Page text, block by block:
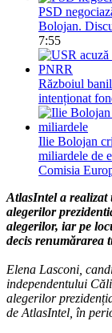
PSD
Bolojan.
7:55
Războiul
intenționat
Ilie Bolojan
miliardele de
Comisia
AtlasIntel a
alegerilor
alegerilor, iar pe
decis renumărarea
Elena Lasconi,
independentului
alegerilor
de AtlasIntel, în